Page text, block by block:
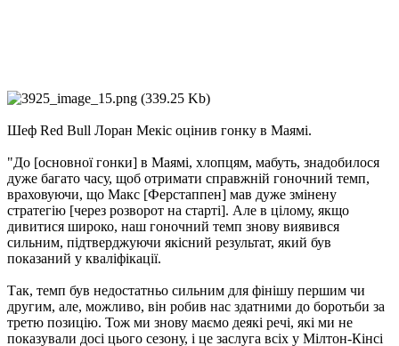
Шеф Red Bull Лоран Мекіс оцінив гонку в Маямі.
"До [основної гонки] в Маямі, хлопцям, мабуть, знадобилося
дуже багато часу, щоб отримати справжній гоночний темп,
враховуючи, що Макс [Ферстаппен] мав дуже змінену
стратегію [через розворот на старті]. Але в цілому, якщо
дивитися широко, наш гоночний темп знову виявився
сильним, підтверджуючи якісний результат, який був
показаний у кваліфікації.
Так, темп був недостатньо сильним для фінішу першим чи
другим, але, можливо, він робив нас здатними до боротьби за
третю позицію. Тож ми знову маємо деякі речі, які ми не
показували досі цього сезону, і це заслуга всіх у Мілтон-Кінсі